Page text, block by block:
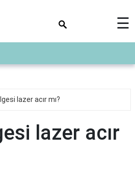
☰
lazer acır mı?
lazer acır